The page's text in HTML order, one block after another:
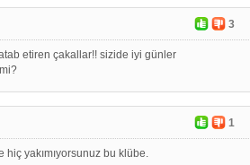
3
etiren çakallar!! sizide iyi günler
1
yakımıyorsunuz bu klübe.